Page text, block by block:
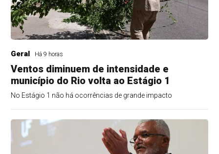
Geral Há 9 horas
Ventos diminuem de intensidade e
município do Rio volta ao Estágio 1
No Estágio 1 não há ocorrências de grande impacto